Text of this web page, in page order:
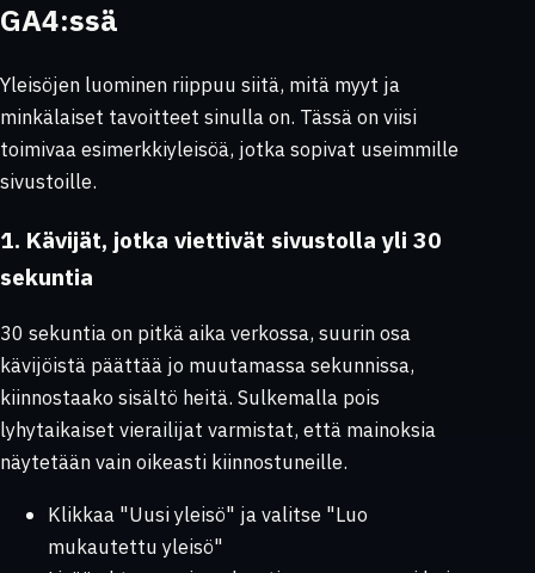
GA4:ssä
Yleisöjen luominen riippuu siitä, mitä myyt ja
minkälaiset tavoitteet sinulla on. Tässä on viisi
toimivaa esimerkkiyleisöä, jotka sopivat useimmille
sivustoille.
1. Kävijät, jotka viettivät sivustolla yli 30
sekuntia
30 sekuntia on pitkä aika verkossa, suurin osa
kävijöistä päättää jo muutamassa sekunnissa,
kiinnostaako sisältö heitä. Sulkemalla pois
lyhytaikaiset vierailijat varmistat, että mainoksia
näytetään vain oikeasti kiinnostuneille.
Klikkaa "Uusi yleisö" ja valitse "Luo
mukautettu yleisö"